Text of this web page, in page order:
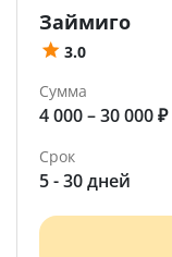
Займиго
3.0
Сумма
4 000 – 30 000 ₽
Срок
5 - 30 дней